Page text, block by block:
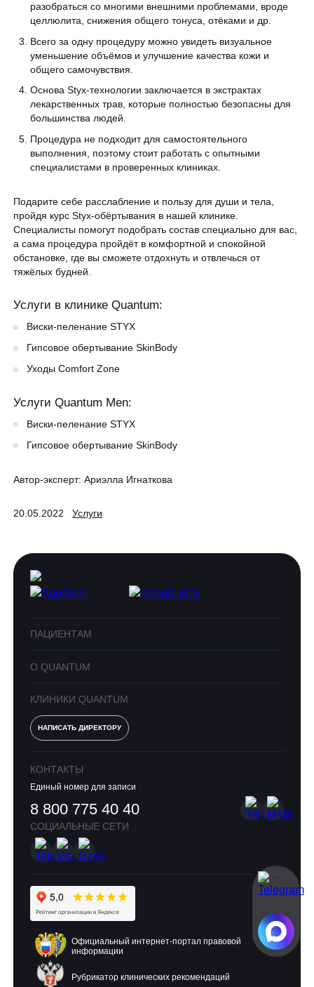
разобраться со многими внешними проблемами, вроде
целлюлита, снижения общего тонуса, отёками и др.
Всего за одну процедуру можно увидеть визуальное
уменьшение объёмов и улучшение качества кожи и
общего самочувствия.
Основа Styx-технологии заключается в экстрактах
лекарственных трав, которые полностью безопасны для
большинства людей.
Процедура не подходит для самостоятельного
выполнения, поэтому стоит работать с опытными
специалистами в проверенных клиниках.
Подарите себе расслабление и пользу для души и тела,
пройдя курс Styx-обёртывания в нашей клинике.
Специалисты помогут подобрать состав специально для вас,
а сама процедура пройдёт в комфортной и спокойной
обстановке, где вы сможете отдохнуть и отвлечься от
тяжёлых будней.
Услуги в клинике Quantum:
Виски-пеленание STYX
Гипсовое обертывание SkinBody
Уходы Comfort Zone
Услуги Quantum Men:
Виски-пеленание STYX
Гипсовое обертывание SkinBody
Автор-эксперт:Ариэлла Игнаткова
20.05.2022 Услуги
ПАЦИЕНТАМ
О QUANTUM
КЛИНИКИ QUANTUM
НАПИСАТЬ ДИРЕКТОРУ
КОНТАКТЫ
Единый номер для записи
8 800 775 40 40
СОЦИАЛЬНЫЕ СЕТИ
Официальный интернет-портал правовой
информации
Рубрикатор клинических рекомендаций